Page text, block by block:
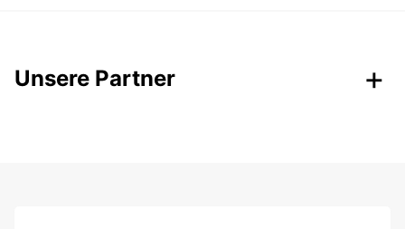
Unsere Partner